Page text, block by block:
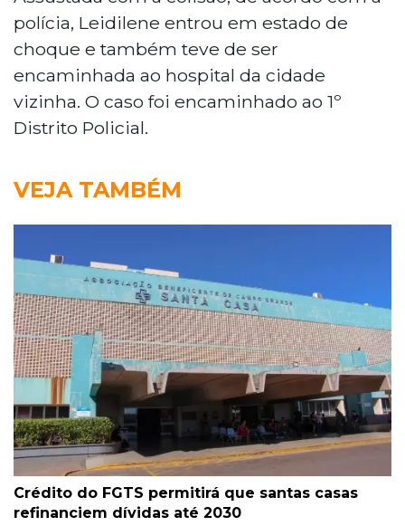
polícia, Leidilene entrou em estado de
choque e também teve de ser
encaminhada ao hospital da cidade
vizinha. O caso foi encaminhado ao 1º
Distrito Policial.
VEJA TAMBÉM
Crédito do FGTS permitirá que santas casas
refinanciem dívidas até 2030